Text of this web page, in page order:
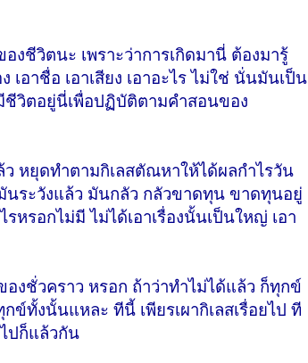
งชีวิตนะ เพราะว่าการเกิดมานี่ ต้องมารู้
เอาชื่อ เอาเสียง เอาอะไร ไม่ใช่ นั่นมันเป็น
ชีวิตอยู่นี่เพื่อปฏิบัติตามคำสอนของ
หยุดทำตามกิเลสตัณหาให้ได้ผลกำไรวัน
ระวังแล้ว มันกลัว กลัวขาดทุน ขาดทุนอยู่
หรอกไม่มี ไม่ได้เอาเรื่องนั้นเป็นใหญ่ เอา
งชั่วคราว หรอก ถ้าว่าทำไม่ได้แล้ว ก็ทุกข์
ข์ทั้งนั้นแหละ ทีนี้ เพียรเผากิเลสเรื่อยไป ที
ปก็แล้วกัน